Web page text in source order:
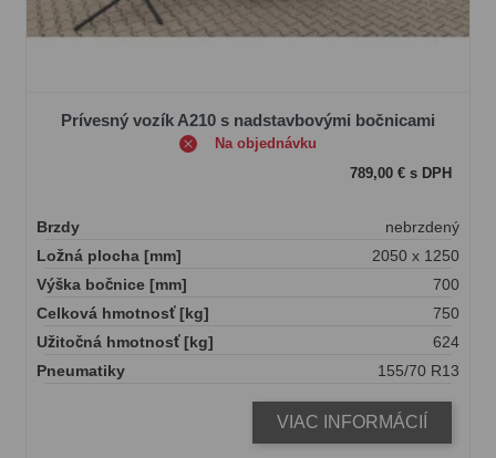
Prívesný vozík A210 s nadstavbovými bočnicami
Na objednávku
789,00 € s DPH
Brzdy
nebrzdený
Ložná plocha [mm]
2050 x 1250
Výška bočnice [mm]
700
Celková hmotnosť [kg]
750
Užitočná hmotnosť [kg]
624
Pneumatiky
155/70 R13
VIAC INFORMÁCIÍ